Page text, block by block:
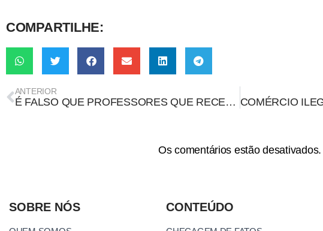
COMPARTILHE:
ANTERIOR
É FALSO QUE PROFESSORES QUE RECEBEM O PISO PAGARÃO 27% DE IMPOSTO DE RENDA
Os comentários estão desativados.
SOBRE NÓS CONTEÚDO